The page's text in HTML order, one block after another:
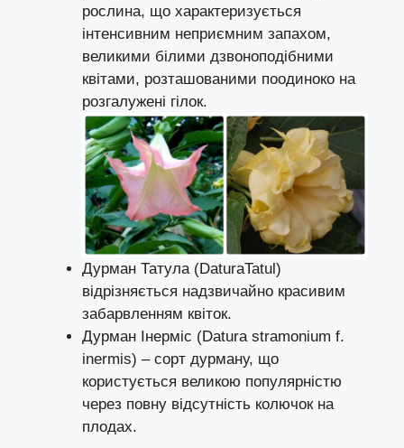
рослина, що характеризується
інтенсивним неприємним запахом,
великими білими дзвоноподібними
квітами, розташованими поодиноко на
розгалужені гілок.
Дурман Татула (DaturaTatul)
відрізняється надзвичайно красивим
забарвленням квіток.
Дурман Інерміс (Datura stramonium f.
inermis) – сорт дурману, що
користується великою популярністю
через повну відсутність колючок на
плодах.